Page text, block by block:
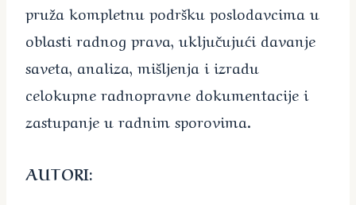
pruža kompletnu podršku poslodavcima u
oblasti radnog prava, uključujući davanje
saveta, analiza, mišljenja i izradu
celokupne radnopravne dokumentacije i
zastupanje u radnim sporovima.
AUTORI: